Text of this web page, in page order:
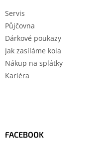
Servis
Půjčovna
Dárkové poukazy
Jak zasíláme kola
Nákup na splátky
Kariéra
FACEBOOK